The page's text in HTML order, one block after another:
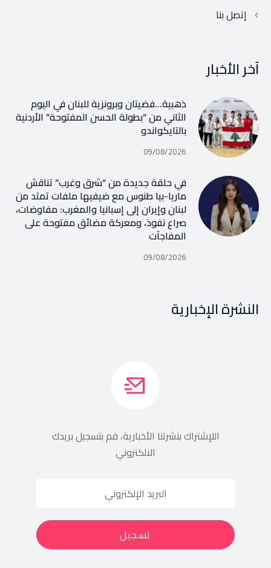
إتصل بنا
آخر الأخبار
ذهبية…فضيتان وبرونزية للبنان في اليوم
الثاني من “بطولة الحسن المفتوحة” الأردنية
بالتايكواندو
09/08/2026
في حلقة جديدة من “شرق وغرب” تناقش
ماريا-بيا طنوس مع ضيفيها ملفات تمتد من
لبنان وإيران إلى إسبانيا والمغرب: مفاوضات،
صراع نفوذ، ومعركة مضائق مفتوحة على
المفاجآت
09/08/2026
النشرة الإخبارية
اللإشتراك بنشرتنا الأخبارية، قم بتسجيل بريدك
الالكتروني